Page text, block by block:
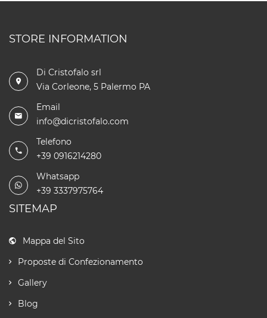
STORE INFORMATION
Di Cristofalo srl
Via Corleone, 5 Palermo PA
Email
info@dicristofalo.com
Telefono
+39 0916214280
Whatsapp
+39 3337975764
SITEMAP
Mappa del Sito
Proposte di Confezionamento
Gallery
Blog